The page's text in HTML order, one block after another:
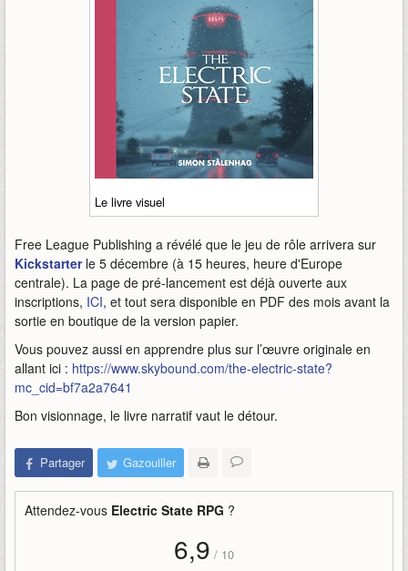
Le livre visuel
Free League Publishing a révélé que le jeu de rôle arrivera sur
Kickstarterle 5 décembre (à 15 heures, heure d'Europe
centrale). La page de pré-lancement est déjà ouverte aux
inscriptions, ICI, et tout sera disponible en PDF des mois avant la
sortie en boutique de la version papier.
Vous pouvez aussi en apprendre plus sur l’œuvre originale en
allant ici : https://www.skybound.com/the-electric-state?
mc_cid=bf7a2a7641
Bon visionnage, le livre narratif vaut le détour.
Partager Gazouiller
Attendez-vous Electric State RPG ?
6,9 / 10